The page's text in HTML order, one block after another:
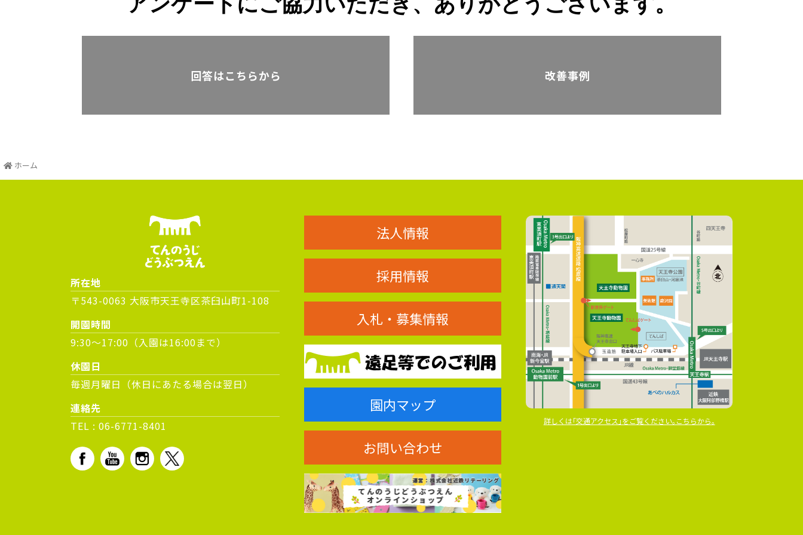
回答はこちらから 改善事例
ホーム
所在地
〒543-0063 大阪市天王寺区茶臼山町1-108
開園時間
9:30～17:00（入園は16:00まで）
休園日
毎週月曜日（休日にあたる場合は翌日）
連絡先
TEL : 06-6771-8401
法人情報
採用情報
入札・募集情報
園内マップ
お問い合わせ
詳しくは｢交通アクセス｣をご覧ください｡こちらから｡